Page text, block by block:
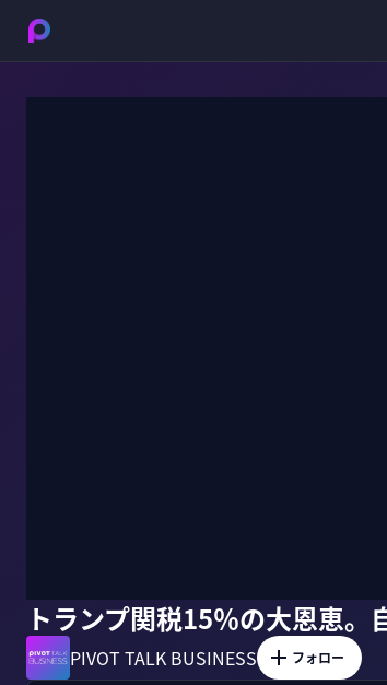
トランプ関税15％の大恩恵。
PIVOT TALK BUSINESS フォロー